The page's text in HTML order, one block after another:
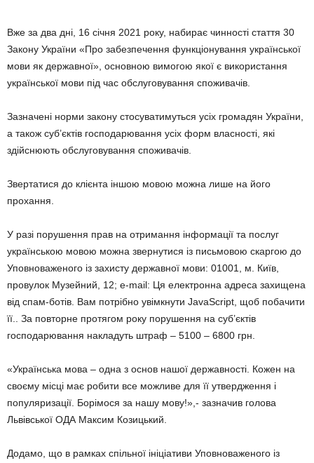
Вже за два дні, 16 січня 2021 року, набирає чинності стаття 30
Закону України «Про забезпечення функціонування української
мови як державної», основною вимогою якої є використання
української мови під час обслуговування споживачів.
Зазначені норми закону стосуватимуться усіх громадян України,
а також суб’єктів господарювання усіх форм власності, які
здійснюють обслуговування споживачів.
Звертатися до клієнта іншою мовою можна лише на його
прохання.
У разі порушення прав на отримання інформації та послуг
українською мовою можна звернутися із письмовою скаргою до
Уповноваженого із захисту державної мови: 01001, м. Київ,
провулок Музейний, 12; e-mail: Ця електронна адреса захищена
від спам-ботів. Вам потрібно увімкнути JavaScript, щоб побачити
її.. За повторне протягом року порушення на суб’єктів
господарювання накладуть штраф – 5100 – 6800 грн.
«Українська мова – одна з основ нашої державності. Кожен на
своєму місці має робити все можливе для її утвердження і
популяризації. Борімося за нашу мову!»,- зазначив голова
Львівської ОДА Максим Козицький.
Додамо, що в рамках спільної ініціативи Уповноваженого із